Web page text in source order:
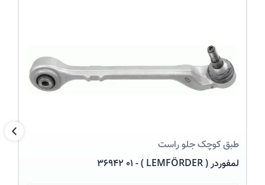
طبقکوچک جلو راست
لمفوردر ( LEMFÖRDER ) - 36942 01